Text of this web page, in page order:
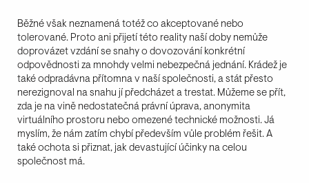
Běžné však neznamená totéž co akceptované nebo
tolerované. Proto ani přijetí této reality naší doby nemůže
doprovázet vzdání se snahy o dovozování konkrétní
odpovědnosti za mnohdy velmi nebezpečná jednání. Krádež je
také odpradávna přítomna v naší společnosti, a stát přesto
nerezignoval na snahu jí předcházet a trestat. Můžeme se přít,
zda je na vině nedostatečná právní úprava, anonymita
virtuálního prostoru nebo omezené technické možnosti. Já
myslím, že nám zatím chybí především vůle problém řešit. A
také ochota si přiznat, jak devastující účinky na celou
společnost má.